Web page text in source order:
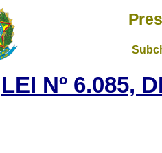
LEI Nº 6.085,